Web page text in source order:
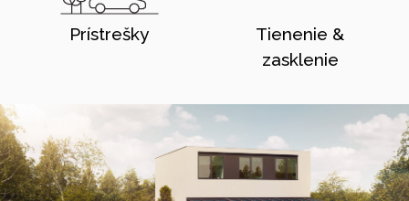
Prístrešky
Tienenie &
zasklenie